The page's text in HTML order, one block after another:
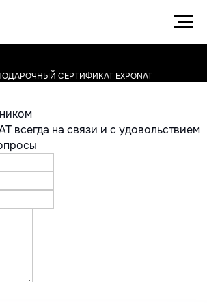
СЕРТИФИКАТ EXPONAT
всегда на связи и с удовольствием